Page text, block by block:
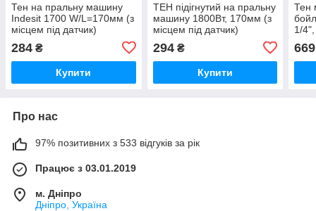
Тен на пральну машину
Indesit 1700 W/L=170мм (з
місцем під датчик)
284 ₴
Купити
ТЕН підігнутий на пральну
машину 1800Вт, 170мм (з
місцем під датчик)
294₴
Купити
Тен
1/
669
Про нас
97% позитивних з 533 відгуків за рік
Працює з 03.01.2019
м. Дніпро
Дніпро, Україна